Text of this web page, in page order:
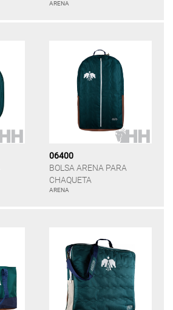
ARENA
06400
BOLSA ARENA PARA
CHAQUETA
ARENA